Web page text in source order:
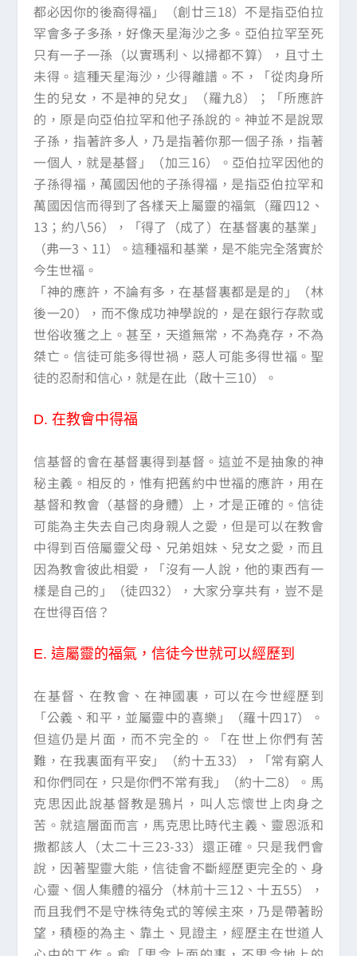
都必因你的後裔得福」（創廿三18）不是指亞伯拉
罕會多子多孫，好像天星海沙之多。亞伯拉罕至死
只有一子一孫（以實瑪利、以掃都不算），且寸土
未得。這種天星海沙，少得離譜。不，「從肉身所
生的兒女，不是神的兒女」（羅九8）；「所應許
的，原是向亞伯拉罕和他子孫說的。神並不是說眾
子孫，指著許多人，乃是指著你那一個子孫，指著
一個人，就是基督」（加三16）。亞伯拉罕因他的
子孫得福，萬國因他的子孫得福，是指亞伯拉罕和
萬國因信而得到了各樣天上屬靈的福氣（羅四12、
13；約八56），「得了（成了）在基督裏的基業」
（弗一3、11）。這種福和基業，是不能完全落實於
今生世福。
「神的應許，不論有多，在基督裏都是是的」（林
後一20），而不像成功神學說的，是在銀行存款或
世俗收獲之上。甚至，天道無常，不為堯存，不為
桀亡。信徒可能多得世禍，惡人可能多得世福。聖
徒的忍耐和信心，就是在此（啟十三10）。
D.在教會中得福
信基督的會在基督裏得到基督。這並不是抽象的神
秘主義。相反的，惟有把舊約中世福的應許，用在
基督和教會（基督的身體）上，才是正確的。信徒
可能為主失去自己肉身親人之愛，但是可以在教會
中得到百倍屬靈父母、兄弟姐妹、兒女之愛，而且
因為教會彼此相愛，「沒有一人說，他的東西有一
樣是自己的」（徒四32），大家分享共有，豈不是
在世得百倍？
E.這屬靈的福氣，信徒今世就可以經歷到
在基督、在教會、在神國裏，可以在今世經歷到
「公義、和平，並屬靈中的喜樂」（羅十四17）。
但這仍是片面，而不完全的。「在世上你們有苦
難，在我裏面有平安」（約十五33），「常有窮人
和你們同在，只是你們不常有我」（約十二8）。馬
克思因此說基督教是鴉片，叫人忘懷世上肉身之
苦。就這層面而言，馬克思比時代主義、靈恩派和
撒都該人（太二十三23-33）還正確。只是我們會
說，因著聖靈大能，信徒會不斷經歷更完全的、身
心靈、個人集體的福分（林前十三12、十五55），
而且我們不是守株待兔式的等候主來，乃是帶著盼
望，積極的為主、靠土、見證主，經歷主在世道人